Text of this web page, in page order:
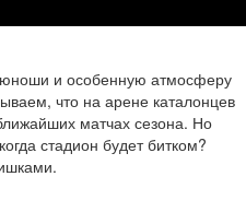
и особенную атмосферу
что на арене каталонцев
матчах сезона. Но
стадион будет битком?